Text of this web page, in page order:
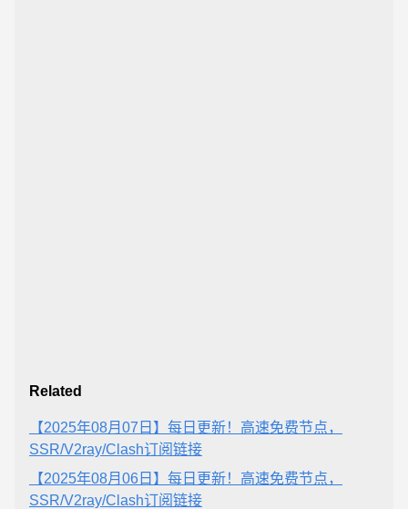
Related
【2025年08月07日】每日更新！高速免费节点，
SSR/V2ray/Clash订阅链接
【2025年08月06日】每日更新！高速免费节点，
SSR/V2ray/Clash订阅链接